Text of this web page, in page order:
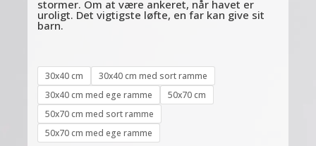
stormer. Om at være ankeret, når havet er
uroligt. Det vigtigste løfte, en far kan give sit
barn.
30x40 cm
30x40 cm med sort ramme
30x40 cm med ege ramme
50x70 cm
50x70 cm med sort ramme
50x70 cm med ege ramme